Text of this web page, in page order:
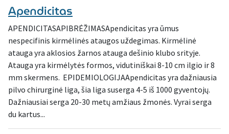
Apendicitas
APENDICITASAPIBRĖŽIMASApendicitas yra ūmus
nespecifinis kirmėlinės ataugos uždegimas. Kirmėlinė
atauga yra aklosios žarnos atauga dešinio klubo srityje.
Atauga yra kirmėlytės formos, vidutiniškai 8-10 cm ilgio ir 8
mm skermens. EPIDEMIOLOGIJAApendicitas yra dažniausia
pilvo chirurginė liga, šia liga suserga 4-5 iš 1000 gyventojų.
Dažniausiai serga 20-30 metų amžiaus žmonės. Vyrai serga
du kartus...